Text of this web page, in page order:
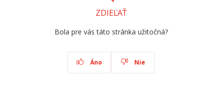
ZDIEĽAŤ
Bola pre vás táto stránka užitočná?
Áno Nie